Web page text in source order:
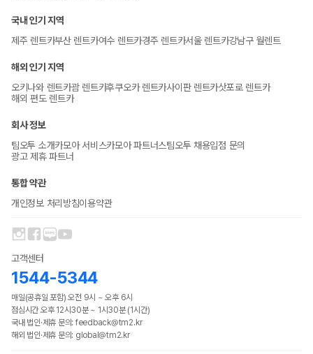
국내 인기 지역
제주 렌트카부산 렌트카여수 렌트카경주 렌트카서울 렌트카강남구 월렌트
해외 인기 지역
오키나와 렌트카괌 렌트카후쿠오카 렌트카사이판 렌트카삿포로 렌트카
해외 편도 렌트카
회사 정보
팀오투 소개카모아 서비스카모아 파트너스팀오투 채용입점 문의
광고 제휴 파트너
통합 약관
개인정보 처리방침이용약관
고객센터
1544-5344
매일(공휴일 포함) 오전 9시 ~ 오후 6시
점심시간 오후 12시30분 ~ 1시30분 (1시간)
국내 법인·제휴 문의: feedback@tm2.kr
해외 법인·제휴 문의: global@tm2.kr